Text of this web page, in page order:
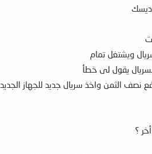
ديسك
ويشتغل تمام
يقول لى خطأ
الثمن واخذ سريال جديد للجهاز الجديد
؟